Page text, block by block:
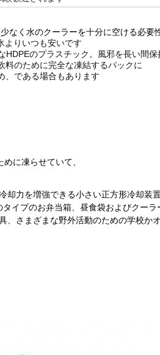
なく水のクーラーを十分に空ける必要
よりいつも安いです
HDPEのプラスチック。風邪を長い間
のために完全な凍結するパックに
、である場合もあります
に凍らせていて、
却力を増強できる小さい正方形冷却装
イプのお弁当箱、昼食袋およびクー
、さまざまな野外活動のための学校か